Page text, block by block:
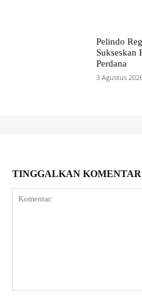
Pelindo
Sukseskan
Perdana
3 Agustus
TINGGALKAN KOMENTAR